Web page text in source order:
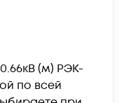
(м) РЭК-
по всей